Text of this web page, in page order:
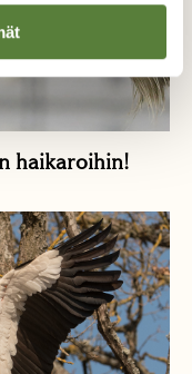
haikaroihin!